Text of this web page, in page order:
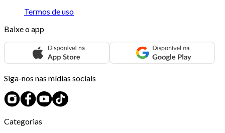
Termos de uso
Baixe o app
Siga-nos nas mídias sociais
Categorias